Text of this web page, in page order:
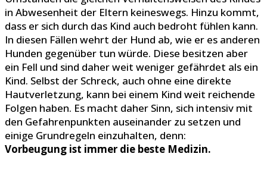
in Abwesenheit der Eltern keineswegs. Hinzu kommt,
dass er sich durch das Kind auch bedroht fühlen kann.
In diesen Fällen wehrt der Hund ab, wie er es anderen
Hunden gegenüber tun würde. Diese besitzen aber
ein Fell und sind daher weit weniger gefährdet als ein
Kind. Selbst der Schreck, auch ohne eine direkte
Hautverletzung, kann bei einem Kind weit reichende
Folgen haben. Es macht daher Sinn, sich intensiv mit
den Gefahrenpunkten auseinander zu setzen und
einige Grundregeln einzuhalten, denn:
Vorbeugung ist immer die beste Medizin.